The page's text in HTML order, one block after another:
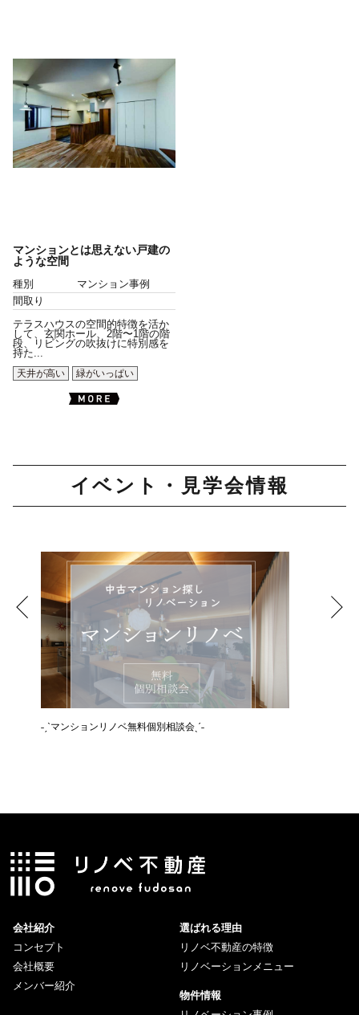
マンションとは思えない戸建の
ような空間
種別
マンション事例
間取り
テラスハウスの空間的特徴を活か
して、玄関ホール、2階〜1階の階
段、リビングの吹抜けに特別感を
持た...
天井が高い
緑がいっぱい
イベント・見学会情報
˗ˏˋマンションリノベ無料個別相談会ˎˊ˗
会社紹介
コンセプト
会社概要
メンバー紹介
選ばれる理由
リノベ不動産の特徴
リノベーションメニュー
物件情報